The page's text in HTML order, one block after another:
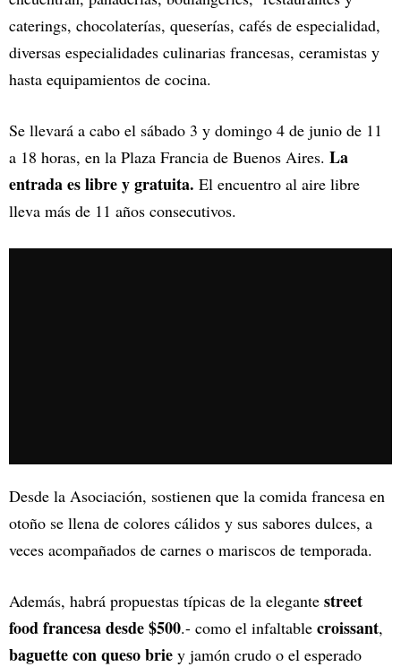
caterings, chocolaterías, queserías, cafés de especialidad,
diversas especialidades culinarias francesas, ceramistas y
hasta equipamientos de cocina.
Se llevará a cabo el sábado 3 y domingo 4 de junio de 11
a 18 horas, en la Plaza Francia de Buenos Aires. La
entrada es libre y gratuita. El encuentro al aire libre
lleva más de 11 años consecutivos.
Desde la Asociación, sostienen que la comida francesa en
otoño se llena de colores cálidos y sus sabores dulces, a
veces acompañados de carnes o mariscos de temporada.
Además, habrá propuestas típicas de la elegante street
food francesa desde $500.- como el infaltable croissant,
baguette con queso brie y jamón crudo o el esperado